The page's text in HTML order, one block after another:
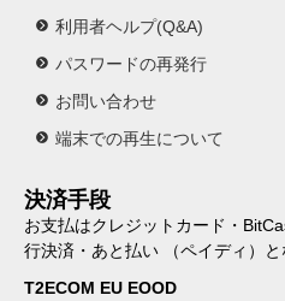
利用者ヘルプ(Q&A)
パスワードの再発行
お問い合わせ
端末での再生について
決済手段
お支払はクレジットカード・
行決済・あと払い （ペイディ）と
T2ECOM EU EOOD